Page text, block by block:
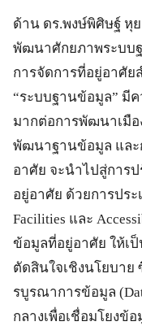
ด้าน ดร.พงษ์พิศิษฐ์ หุ
พัฒนาศักยภาพระบบ
การจัดการที่อยู่อาศัย
“ระบบฐานข้อมูล” มี
มากต่อการพัฒนาเมื
พัฒนาฐานข้อมูล แล
อาศัย จะนำไปสู่การ
อยู่อาศัย ด้วยการประ
Facilities และ
ข้อมูลที่อยู่อาศัย ให้เ
ตัดสินใจเชิงนโยบาย
รบูรณาการข้อมูล
กลางเพื่อเชื่อมโยงข้